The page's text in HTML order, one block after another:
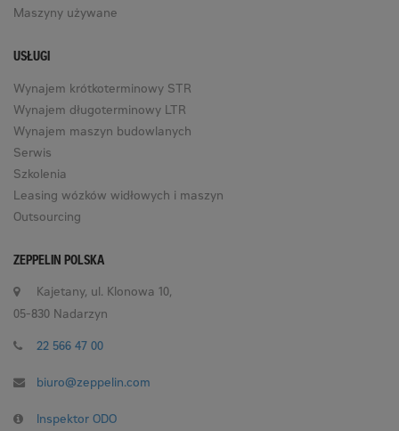
Maszyny używane
USŁUGI
Wynajem krótkoterminowy STR
Wynajem długoterminowy LTR
Wynajem maszyn budowlanych
Serwis
Szkolenia
Leasing wózków widłowych i maszyn
Outsourcing
ZEPPELIN POLSKA
Kajetany, ul. Klonowa 10,
05-830 Nadarzyn
22 566 47 00
biuro@zeppelin.com
Inspektor ODO